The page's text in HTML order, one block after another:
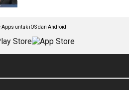
Apps untuk iOS dan Android